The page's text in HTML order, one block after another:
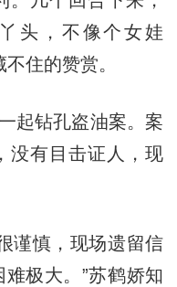
头，不像个女娃
住的赞赏。
钻孔盗油案。案
没有目击证人，现
慎，现场遗留信
极大。”苏鹤娇知